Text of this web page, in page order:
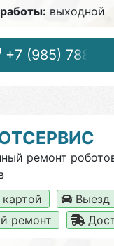
выходной
+7 (985) 788-06-
ремонт
Выезд
ремонт